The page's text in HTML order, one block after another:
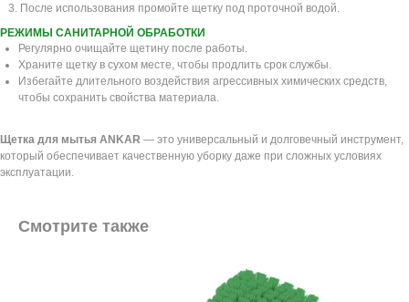
После использования промойте щетку под проточной водой.
РЕЖИМЫ САНИТАРНОЙ ОБРАБОТКИ
Регулярно очищайте щетину после работы.
Храните щетку в сухом месте, чтобы продлить срок службы.
Избегайте длительного воздействия агрессивных химических средств,
чтобы сохранить свойства материала.
Щетка для мытья ANKAR — это универсальный и долговечный инструмент,
который обеспечивает качественную уборку даже при сложных условиях
эксплуатации.
Смотрите также